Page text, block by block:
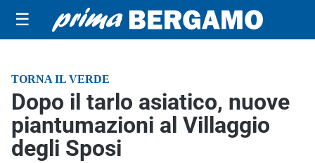
☰
TORNA IL VERDE
Dopo il tarlo asiatico, nuove
piantumazioni al Villaggio
degli Sposi